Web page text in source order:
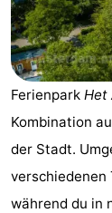
Campingplätze
Ferienhäuser
-
Het
Amsterdamse
-
Spaarnwoude
Hotels
Ferienpark Het
Kombination
der Stadt.
verschiedenen
während du in